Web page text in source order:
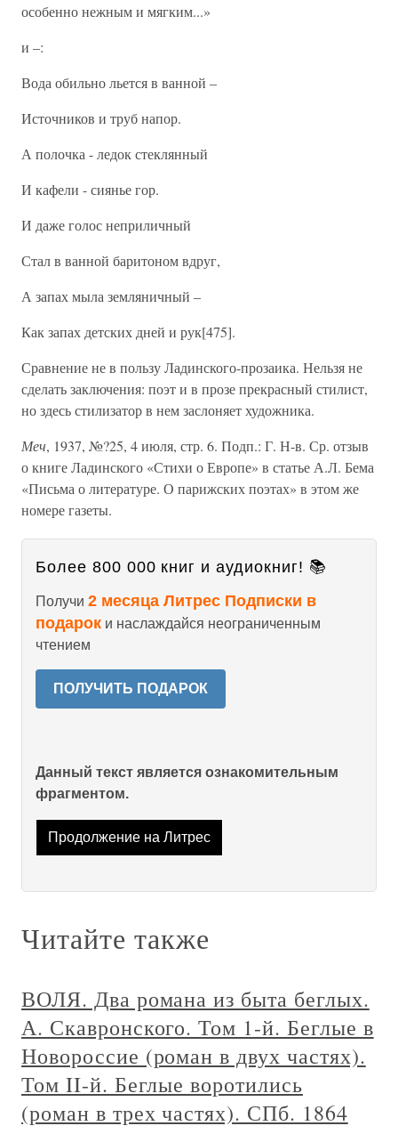
особенно нежным и мягким...»
и –:
Вода обильно льется в ванной –
Источников и труб напор.
А полочка - ледок стеклянный
И кафели - сиянье гор.
И даже голос неприличный
Стал в ванной баритоном вдруг,
А запах мыла земляничный –
Как запах детских дней и рук[475].
Сравнение не в пользу Ладинского-прозаика. Нельзя не
сделать заключения: поэт и в прозе прекрасный стилист,
но здесь стилизатор в нем заслоняет художника.
Меч, 1937, №?25, 4 июля, стр. 6. Подп.: Г. Н-в. Ср. отзыв
о книге Ладинского «Стихи о Европе» в статье А.Л. Бема
«Письма о литературе. О парижских поэтах» в этом же
номере газеты.
Более 800 000 книг и аудиокниг! 📚
Получи 2 месяца Литрес Подписки в
подарок и наслаждайся неограниченным
чтением
ПОЛУЧИТЬ ПОДАРОК
Данный текст является ознакомительным
фрагментом.
Продолжение на Литрес
Читайте также
ВОЛЯ. Два романа из быта беглых.
А. Скавронского. Том 1-й. Беглые в
Новороссие (роман в двух частях).
Том II-й. Беглые воротились
(роман в трех частях). СПб. 1864